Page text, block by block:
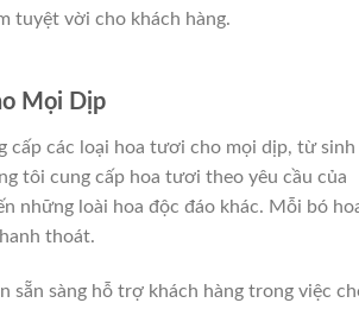
tuyệt vời cho khách hàng.
Mọi Dịp
cấp các loại hoa tươi cho mọi dịp, từ sinh
tôi cung cấp hoa tươi theo yêu cầu của
những loài hoa độc đáo khác. Mỗi bó
thoát.
sẵn sàng hỗ trợ khách hàng trong việc